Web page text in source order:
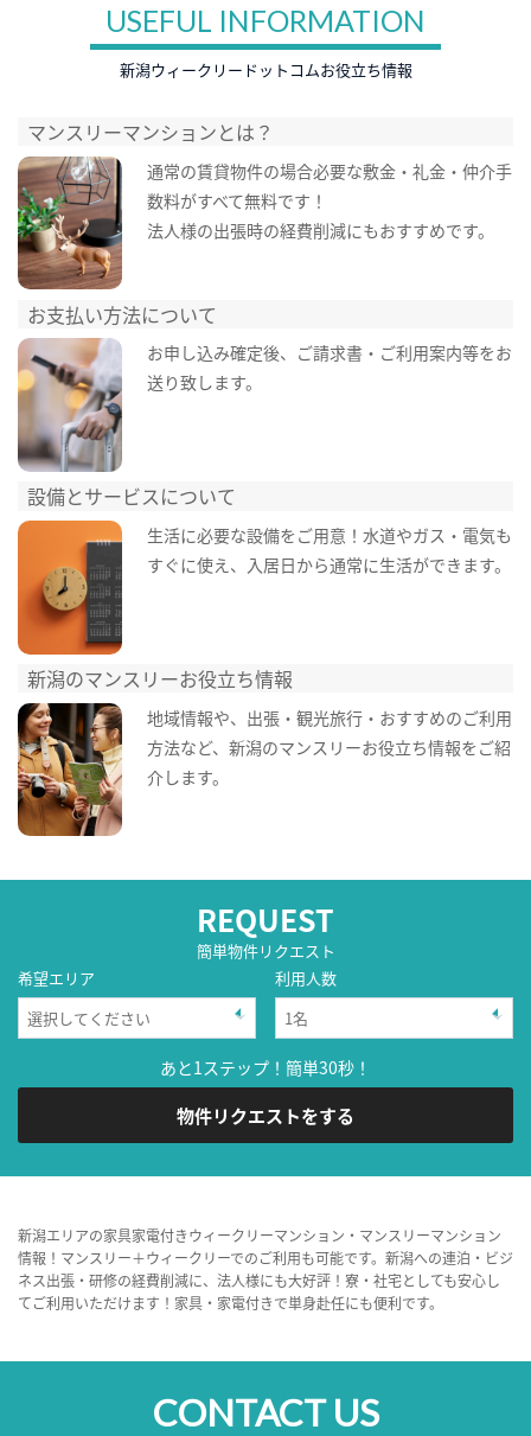
USEFUL INFORMATION
新潟ウィークリードットコムお役立ち情報
マンスリーマンションとは？
通常の賃貸物件の場合必要な敷金・礼金・仲介手
数料がすべて無料です！
法人様の出張時の経費削減にもおすすめです。
お支払い方法について
お申し込み確定後、ご請求書・ご利用案内等をお
送り致します。
設備とサービスについて
生活に必要な設備をご用意！水道やガス・電気も
すぐに使え、入居日から通常に生活ができます。
新潟のマンスリーお役立ち情報
地域情報や、出張・観光旅行・おすすめのご利用
方法など、新潟のマンスリーお役立ち情報をご紹
介します。
REQUEST
簡単物件リクエスト
希望エリア
利用人数
あと1ステップ！簡単30秒！
物件リクエストをする
新潟エリアの家具家電付きウィークリーマンション・マンスリーマンション
情報！マンスリー＋ウィークリーでのご利用も可能です。新潟への連泊・ビジ
ネス出張・研修の経費削減に、法人様にも大好評！寮・社宅としても安心し
てご利用いただけます！家具・家電付きで単身赴任にも便利です。
CONTACT US